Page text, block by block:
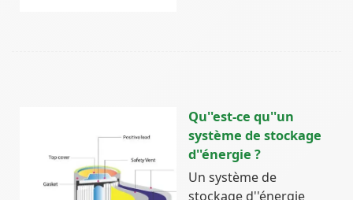
Qu''est-ce qu''un
système de stockage
d''énergie ?
Un système de
stockage d''énergie